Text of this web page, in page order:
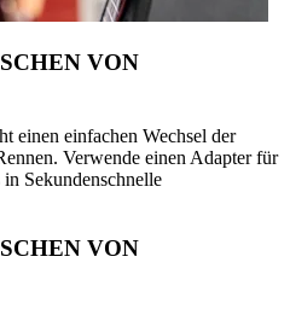
VON
einen einfachen Wechsel der
Verwende einen Adapter für
in Sekundenschnelle
VON